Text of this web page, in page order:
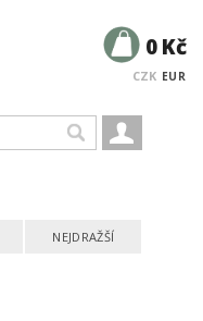
CZK EUR
0 Kč
NEJDRAŽŠÍ